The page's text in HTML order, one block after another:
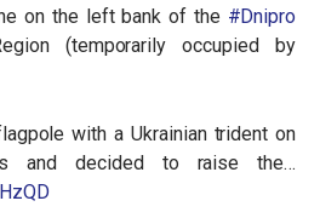
on the left bank of the #Dnipro
(temporarily occupied by
with a Ukrainian trident on
and decided to raise the…